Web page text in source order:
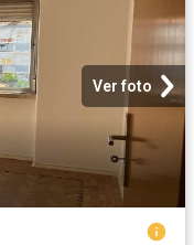
Ver foto